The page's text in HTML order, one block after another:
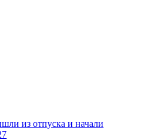
из отпуска и начали